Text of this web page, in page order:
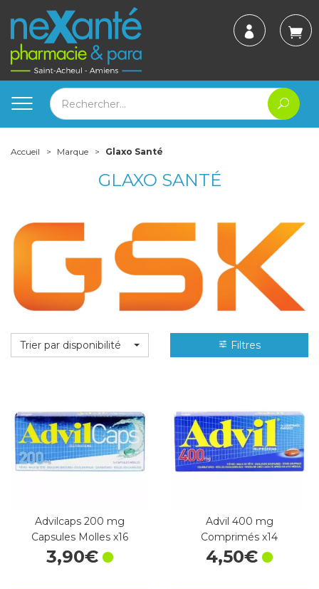
Accueil Marque Glaxo Santé
GLAXO SANTÉ
Trier par disponibilité Filtres
Advilcaps 200 mg
Capsules Molles x16
3,90€
Advil 400 mg
Comprimés x14
4,50€